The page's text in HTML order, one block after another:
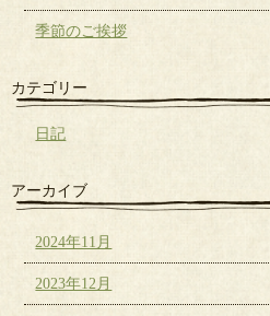
季節のご挨拶
カテゴリー
日記
アーカイブ
2024年11月
2023年12月